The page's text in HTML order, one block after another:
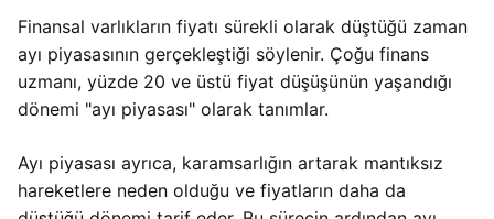
Finansal varlıkların fiyatı sürekli olarak düştüğü zaman
ayı piyasasının gerçekleştiği söylenir. Çoğu finans
uzmanı, yüzde 20 ve üstü fiyat düşüşünün yaşandığı
dönemi "ayı piyasası" olarak tanımlar.
Ayı piyasası ayrıca, karamsarlığın artarak mantıksız
hareketlere neden olduğu ve fiyatların daha da